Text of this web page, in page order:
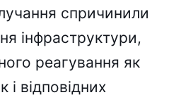
спричинили
інфраструктури,
реагування як
і відповідних